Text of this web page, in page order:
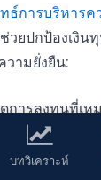
ธ์การบริหารค
วยปกป้องเงิน
วามยั่งยืน:
ารลงทุนที่เห
รลงทุนมากเกิน
ดทุนได้ หากพอ
บทวิเคราะห์